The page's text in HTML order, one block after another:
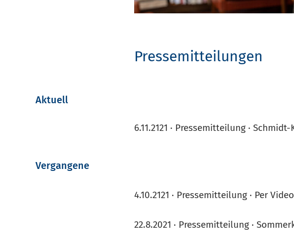
Pressemitteilungen
Aktuell
6.11.2121 · Pressemitteilung ·
Vergangene
4.10.2121 · Pressemitteilung · Per
22.8.2021 · Pressemitteilung ·